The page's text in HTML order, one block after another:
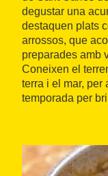
degustar una
destaquen plats
arrossos, que
preparades amb
Coneixen el
terra i el mar, per
temporada per